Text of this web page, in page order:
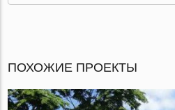
ПОХОЖИЕ ПРОЕКТЫ